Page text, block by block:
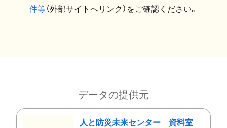
件等（外部サイトへリンク）をご確認ください。
データの提供元
人と防災未来センター 資料室